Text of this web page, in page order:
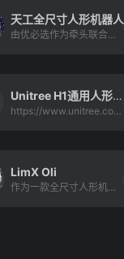
天工全尺寸人形机器人
由优必选作为牵头联合小米机器人等行业领军企业机构共同成立的北京人形机器人创新中心，今日发布了自主研发的通用人形[…]
Unitree H1通用人形机器人
https://www.unitree.com/h1
LimX Oli
作为一款全尺寸人形机器人，LimXOli拥有165cm身高，机身自由度多达31个，加之出众的运动性能，让动作构想轻松具现。